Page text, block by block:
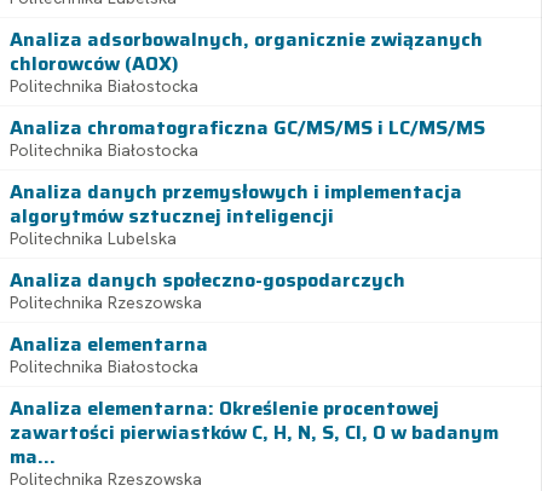
Analiza adsorbowalnych, organicznie związanych
chlorowców (AOX)
Politechnika Białostocka
Analiza chromatograficzna GC/MS/MS i LC/MS/MS
Politechnika Białostocka
Analiza danych przemysłowych i implementacja
algorytmów sztucznej inteligencji
Politechnika Lubelska
Analiza danych społeczno-gospodarczych
Politechnika Rzeszowska
Analiza elementarna
Politechnika Białostocka
Analiza elementarna: Określenie procentowej
zawartości pierwiastków C, H, N, S, Cl, O w badanym
ma...
Politechnika Rzeszowska